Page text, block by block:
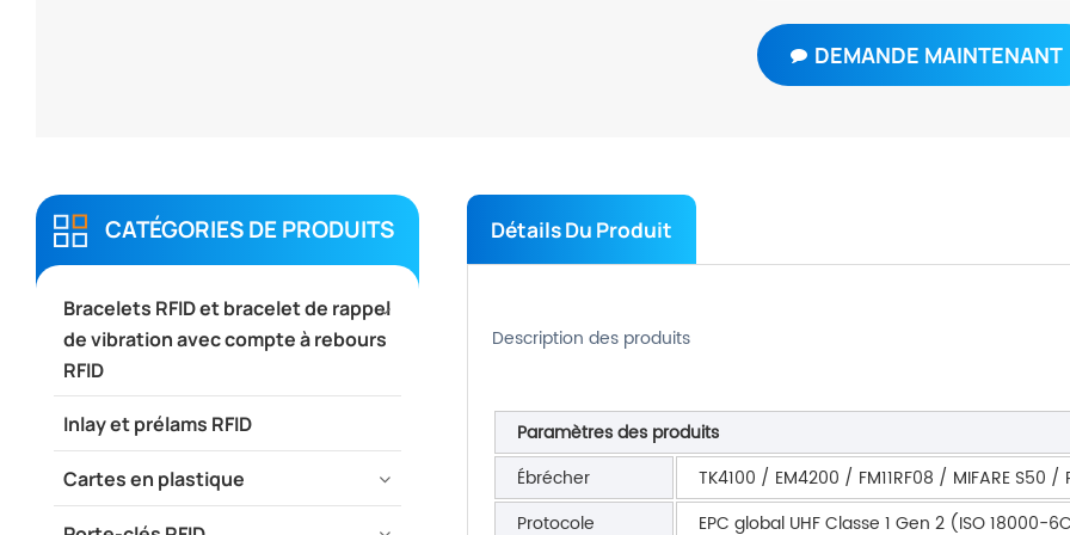
DEMANDE MAINTENANT
CATÉGORIES DE PRODUITS
Bracelets RFID et bracelet de rappel
de vibration avec compte à rebours
RFID
Inlay et prélams RFID
Cartes en plastique
Détails Du Produit
Description des produits
Paramètres des produits
Ébrécher
TK4100 / EM4200 / FM11RF08 / MIFARE S50
Protocole
EPC global UHF Classe 1 Gen 2 (ISO 18000-